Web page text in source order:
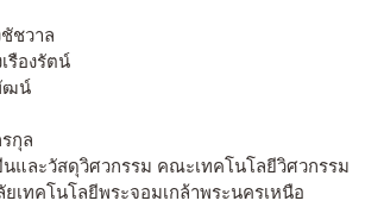
ชวาล
รืองรัตน์
ฒน์
กุล
และวัสดุวิศวกรรม คณะเทคโนโลยีวิศวกรรม
ยเทคโนโลยีพระจอมเกล้าพระนครเหนือ